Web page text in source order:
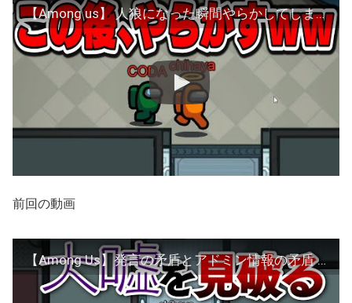
【Among us】 人狼になった瞬間やらかしてしまい大爆笑ｗｗ 【配信切り抜き】ちはや アマングアス
前回の動画
【Among Us】発言の矛盾とアドミン情報の矛盾 ちはや アマングアス アモアス アマアス